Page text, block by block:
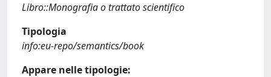
Libro::Monografia o trattato scientifico
Tipologia
info:eu-repo/semantics/book
Appare nelle tipologie: